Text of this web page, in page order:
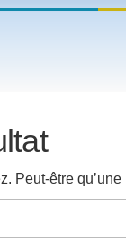
Peut-être